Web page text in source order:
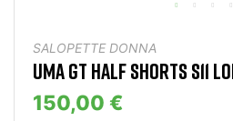
SALOPETTE DONNA
UMA GT HALF SHORTS S11
150,00 €